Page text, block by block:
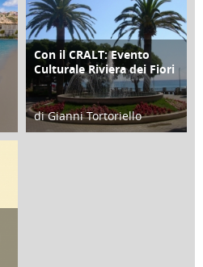
ATTIVITÀ
Con il CRALT: Evento
Culturale Riviera dei Fiori
di Gianni Tortoriello